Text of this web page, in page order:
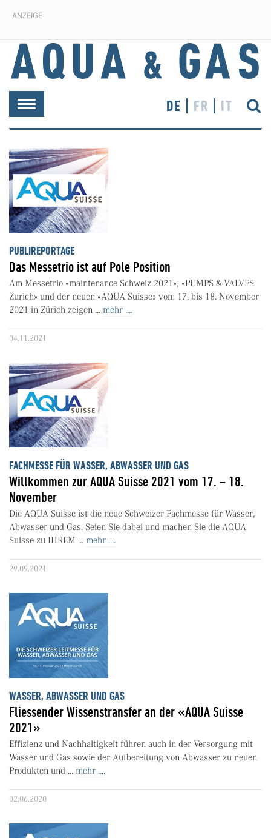
ANZEIGE
Toggle
navigation
DE FR IT
PUBLIREPORTAGE
Das Messetrio ist auf Pole Position
Am Messetrio «maintenance Schweiz 2021», «PUMPS & VALVES
Zurich» und der neuen «AQUA Suisse» vom 17. bis 18. November
2021 in Zürich zeigen ... mehr ....
04.11.2021
FACHMESSE FÜR WASSER, ABWASSER UND GAS
Willkommen zur AQUA Suisse 2021 vom 17. – 18.
November
Die AQUA Suisse ist die neue Schweizer Fachmesse für Wasser,
Abwasser und Gas. Seien Sie dabei und machen Sie die AQUA
Suisse zu IHREM ... mehr ....
29.09.2021
WASSER, ABWASSER UND GAS
Fliessender Wissenstransfer an der «AQUA Suisse
2021»
Effizienz und Nachhaltigkeit führen auch in der Versorgung mit
Wasser und Gas sowie der Aufbereitung von Abwasser zu neuen
Produkten und ... mehr ....
02.06.2020